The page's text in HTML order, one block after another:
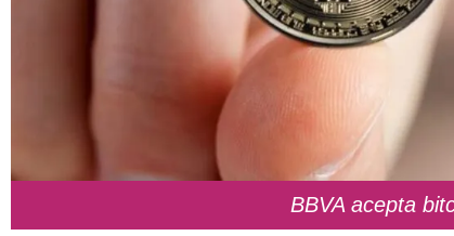
BBVA acepta